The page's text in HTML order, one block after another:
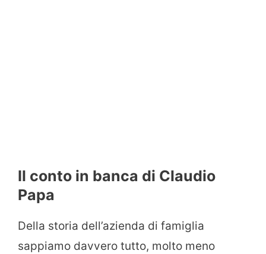
Il conto in banca di Claudio
Papa
Della storia dell’azienda di famiglia
sappiamo davvero tutto, molto meno